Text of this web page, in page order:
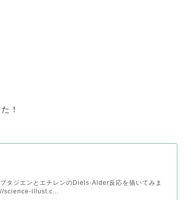
！
タジエンとエチレンのDiels-Alder反応を描いてみま
science-illust.c...